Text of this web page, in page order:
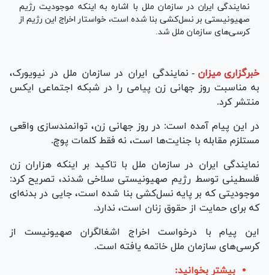
نمایندگی ایران در سازمان ملل با اشاره به اینکه موجودیت رژیم
صهیونیستی بر نسل‌کشی بنا شده است، خواستار اخراج این رژیم از
کرسی‌های سازمان ملل شد.
خبرگزاری میزان - نمایندگی ایران در سازمان ملل در نیویورک،
به مناسبت روز جهانی زن پیامی را در شبکه اجتماعی ایکس
منتشر کرد.
در این پیام آمده است: در روز جهانی زن، توانمندسازی واقعی
مستلزم مقابله با جنایت‌ها است، نه فقط کلمات پوچ.
نمایندگی ایران در سازمان ملل با تاکید بر اینکه هزاران زن
فلسطینی توسط رژیم صهیونیستی سلاخی شدند، تصریح کرد:
موجودیتی که بر پایه نسل‌کشی بنا شده است، جایی در بدنه‌ای
که برای حمایت از حقوق زنان است، ندارد.
این پیام با درخواست اخراج اشغالگران صهیونیست از
کرسی‌های سازمان ملل خاتمه یافته است.
بیشتر بخوانید: